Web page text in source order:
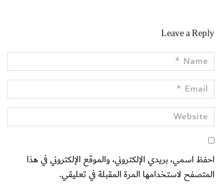
Leave a Reply
احفظ اسمي، بريدي الإلكتروني، والموقع الإلكتروني في هذا
المتصفح لاستخدامها المرة المقبلة في تعليقي.